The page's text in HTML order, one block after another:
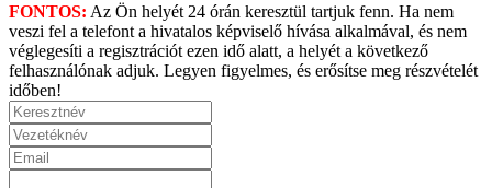
FONTOS: Az Ön helyét 24 órán keresztül tartjuk fenn. Ha nem
veszi fel a telefont a hivatalos képviselő hívása alkalmával, és nem
véglegesíti a regisztrációt ezen idő alatt, a helyét a következő
felhasználónak adjuk. Legyen figyelmes, és erősítse meg részvételét
időben!